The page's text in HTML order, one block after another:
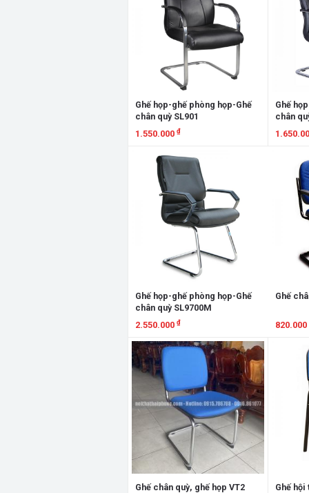
Ghế họp-ghế phòng họp-Ghế
chân quỳ SL901
1.550.000 ₫
Xem chi tiết
Ghế
chân
Ghế họp-ghế phòng họp-Ghế
chân quỳ SL9700M
2.550.000 ₫
Xem chi tiết
Ghế
820.000
Ghế chân quỳ, ghế họp VT2 Ghế hội